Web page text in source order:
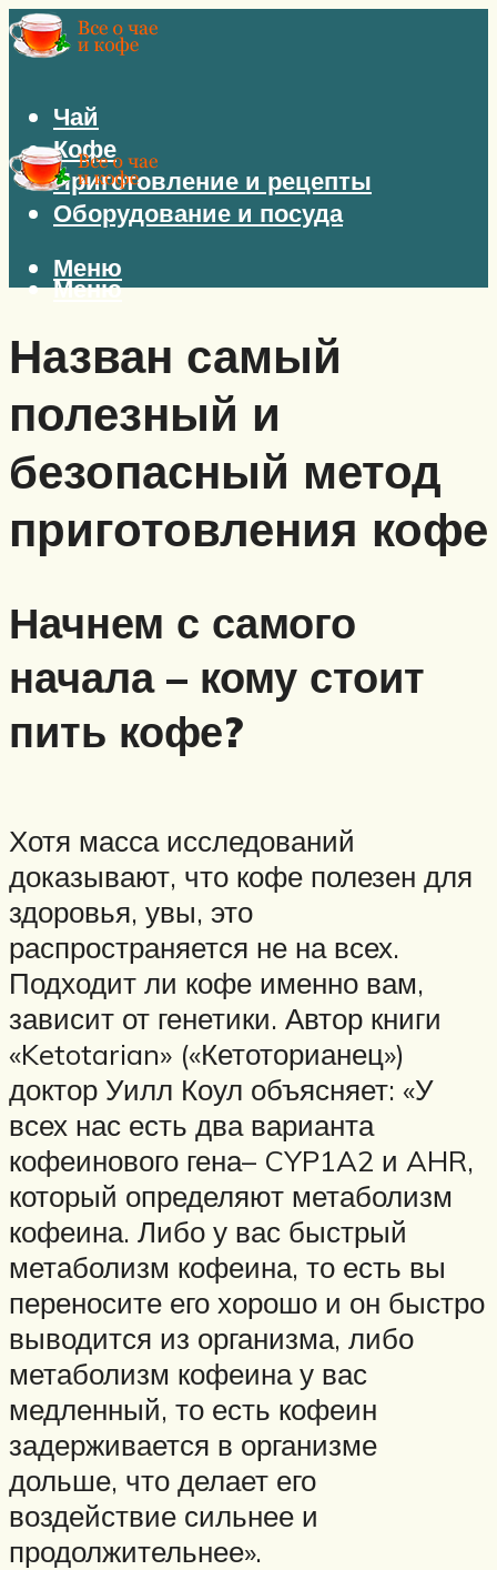
Чай
Кофе
Приготовление и рецепты
Оборудование и посуда
Меню
Меню
Назван самый
полезный и
безопасный метод
приготовления кофе
Начнем с самого
начала – кому стоит
пить кофе?
Хотя масса исследований
доказывают, что кофе полезен для
здоровья, увы, это
распространяется не на всех.
Подходит ли кофе именно вам,
зависит от генетики. Автор книги
«Ketotarian» («Кетоторианец»)
доктор Уилл Коул объясняет: «У
всех нас есть два варианта
кофеинового гена– CYP1A2 и AHR,
который определяют метаболизм
кофеина. Либо у вас быстрый
метаболизм кофеина, то есть вы
переносите его хорошо и он быстро
выводится из организма, либо
метаболизм кофеина у вас
медленный, то есть кофеин
задерживается в организме
дольше, что делает его
воздействие сильнее и
продолжительнее».